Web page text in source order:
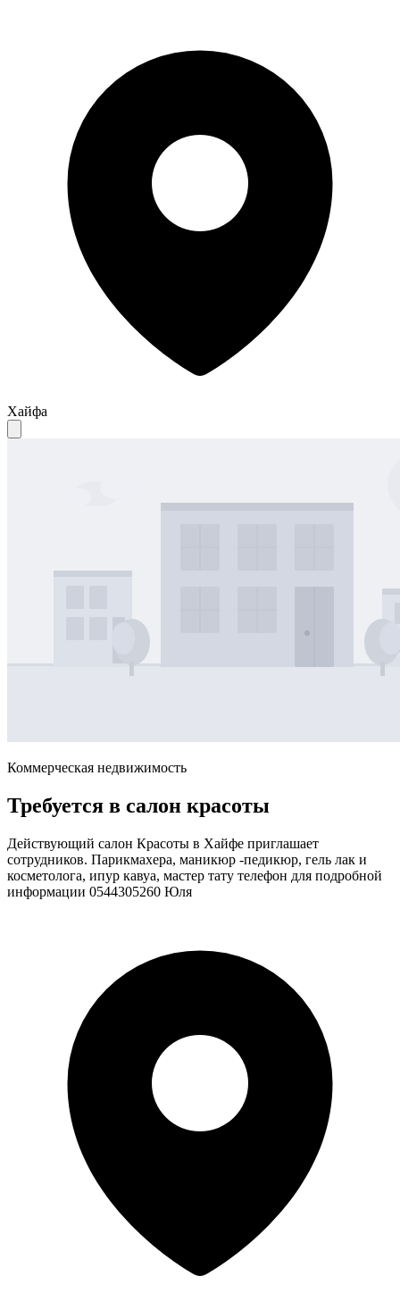
Хайфа
Коммерческая недвижимость
Требуется в салон красоты
Действующий салон Красоты в Хайфе приглашает
сотрудников. Парикмахера, маникюр -педикюр, гель лак и
косметолога, ипур кавуа, мастер тату телефон для подробной
информации 0544305260 Юля